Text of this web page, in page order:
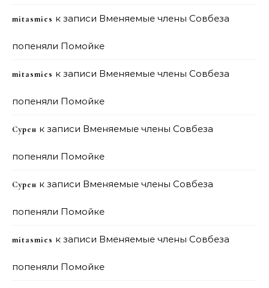
mitasmies к записи Вменяемые члены Совбеза
попеняли Помойке
mitasmies к записи Вменяемые члены Совбеза
попеняли Помойке
Сурен к записи Вменяемые члены Совбеза
попеняли Помойке
Сурен к записи Вменяемые члены Совбеза
попеняли Помойке
mitasmies к записи Вменяемые члены Совбеза
попеняли Помойке